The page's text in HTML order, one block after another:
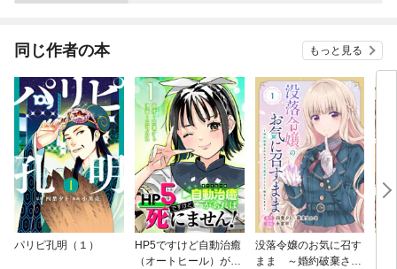
同じ作者の本 もっと見る
パリピ孔明（１）
HP5ですけど自動治癒
（オートヒール）があ
没落令嬢のお気に召す
まま ～婚約破棄され